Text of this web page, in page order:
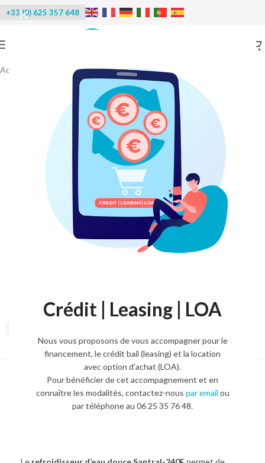
Crédit | Leasing | LOA
Nous vous proposons de vous accompagner pour le
financement, le crédit bail (leasing) et la location
avec option d’achat (LOA).
Pour bénéficier de cet accompagnement et en
connaître les modalités, contactez-nous par email ou
par téléphone au 06 25 35 76 48.
+33 (0) 625 357 648
Accueil Réfrigération/Refroidisseur d'eau douce
Refroidisseur d’eau douce
Santral-240F